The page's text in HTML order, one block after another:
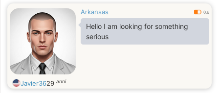
Arkansas 0.6
Hello I am looking for something
serious
Javier3629 anni